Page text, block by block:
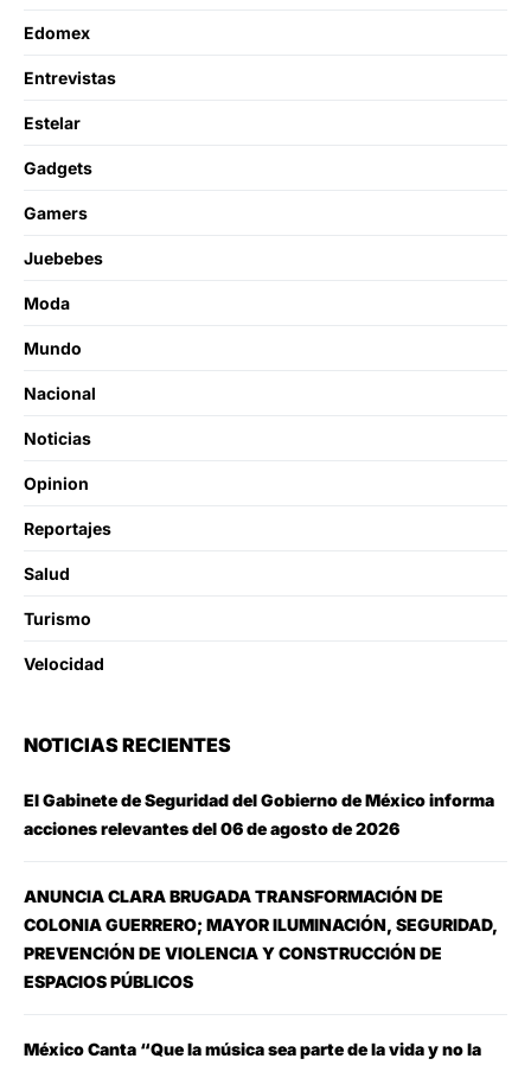
Edomex
Entrevistas
Estelar
Gadgets
Gamers
Juebebes
Moda
Mundo
Nacional
Noticias
Opinion
Reportajes
Salud
Turismo
Velocidad
NOTICIAS RECIENTES
El Gabinete de Seguridad del Gobierno de México informa
acciones relevantes del 06 de agosto de 2026
ANUNCIA CLARA BRUGADA TRANSFORMACIÓN DE
COLONIA GUERRERO; MAYOR ILUMINACIÓN, SEGURIDAD,
PREVENCIÓN DE VIOLENCIA Y CONSTRUCCIÓN DE
ESPACIOS PÚBLICOS
México Canta “Que la música sea parte de la vida y no la